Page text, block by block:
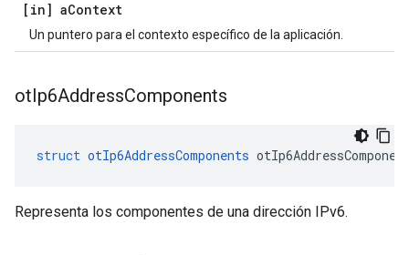
[in] aContext
Un puntero para el contexto específico de la aplicación.
otIp6AddressComponents
struct otIp6AddressComponents
Representa los componentes de una dirección IPv6.